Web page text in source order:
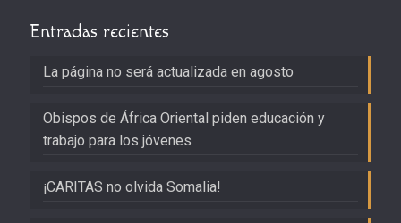
Entradas recientes
La página no será actualizada en agosto
Obispos de África Oriental piden educación y
trabajo para los jóvenes
¡CARITAS no olvida Somalia!